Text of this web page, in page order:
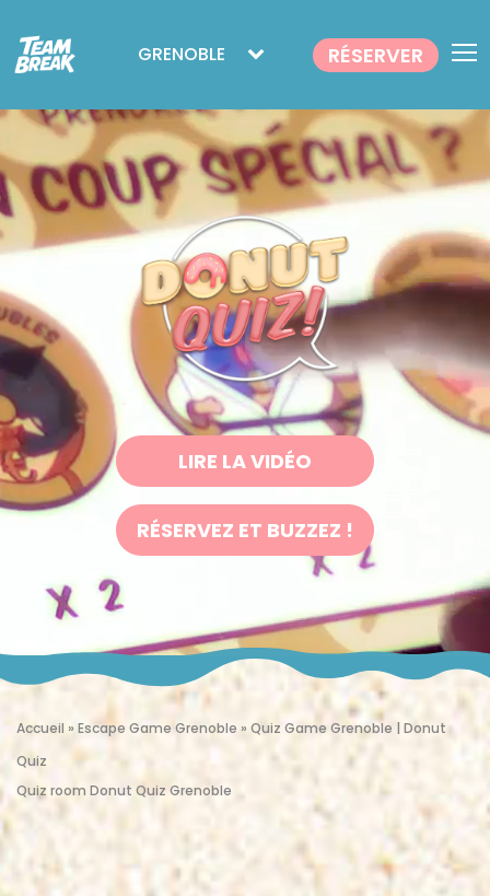
GRENOBLE RÉSERVER
LIRE LA VIDÉO
RÉSERVEZ ET BUZZEZ !
Accueil » Escape Game Grenoble » Quiz Game Grenoble | Donut
Quiz
Quiz room Donut Quiz Grenoble